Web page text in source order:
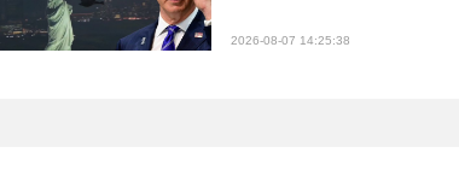
2026-08-07 14:25:38